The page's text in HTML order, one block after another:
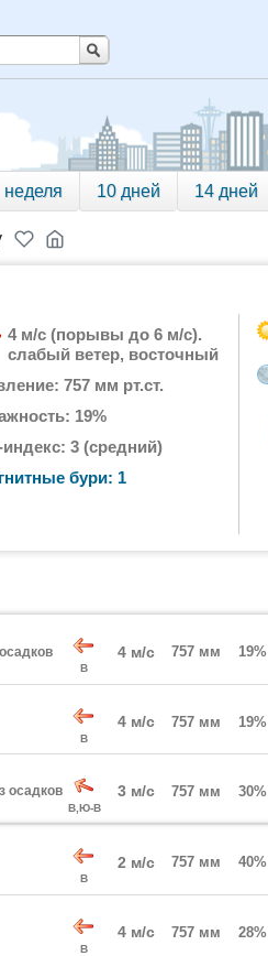
неделя 10 дней 14 дней
4 м/с (порывы до 6 м/с).
слабый ветер, восточный
757 мм рт.ст.
19%
3 (средний)
бури: 1
В
4 м/с 757 мм 19%
В
4 м/с 757 мм 19%
осадков
В,Ю-В
3 м/с 757 мм 30%
В
2 м/с 757 мм 40%
В
4 м/с 757 мм 28%